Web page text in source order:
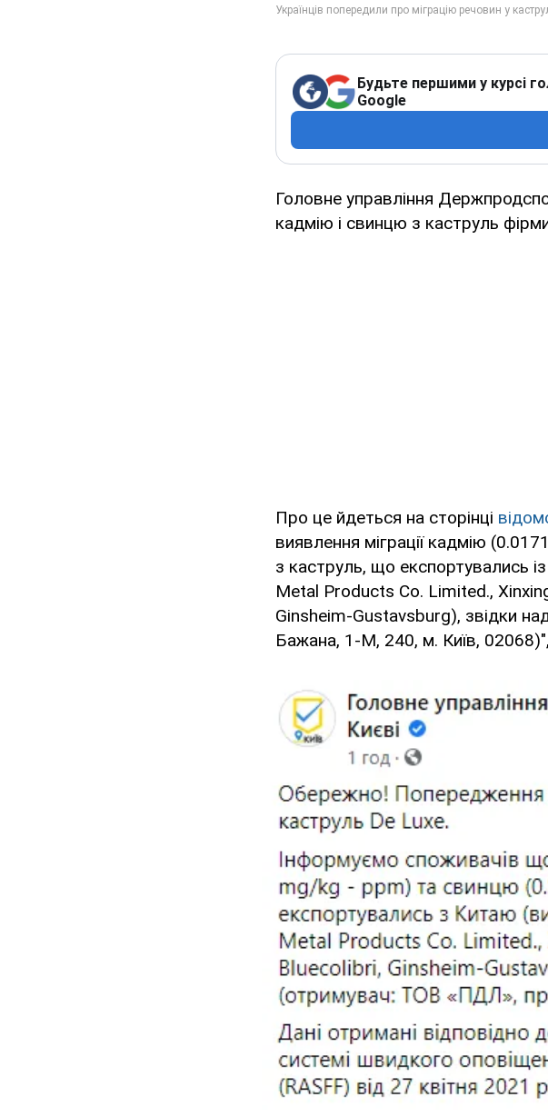
Будьте першими у курсі
Google
Головне управління
кадмію і свинцю з каструль
Про це йдеться на сторінці
виявлення міграції кадмію
з каструль, що експортувались
Metal Products Co. Limited.,
Ginsheim-Gustavsburg), звідки
Бажана, 1-М, 240, м. Київ,